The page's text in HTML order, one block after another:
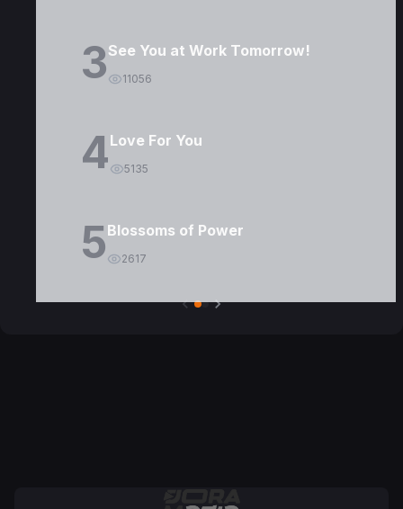
3See You at Work Tomorrow!
11056
4Love For You
5135
5Blossoms of Power
2617